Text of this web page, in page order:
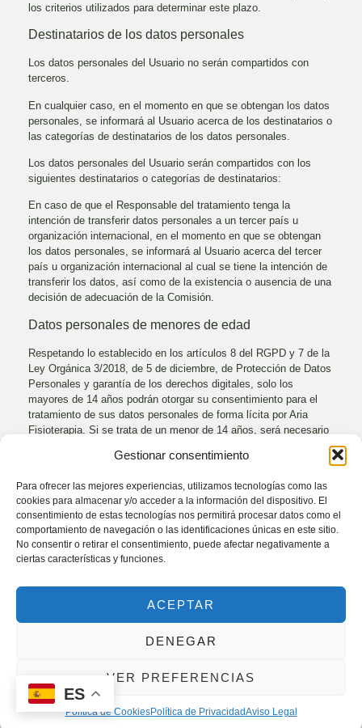
Gestionar consentimiento
Para ofrecer las mejores experiencias, utilizamos tecnologías como las
cookies para almacenar y/o acceder a la información del dispositivo. El
consentimiento de estas tecnologías nos permitirá procesar datos como el
comportamiento de navegación o las identificaciones únicas en este sitio.
No consentir o retirar el consentimiento, puede afectar negativamente a
ciertas características y funciones.
ACEPTAR
DENEGAR
VER PREFERENCIAS
Política de CookiesPolítica de PrivacidadAviso Legal
los criterios utilizados para determinar este plazo.
Destinatarios de los datos personales
Los datos personales del Usuario no serán compartidos con
terceros.
En cualquier caso, en el momento en que se obtengan los datos
personales, se informará al Usuario acerca de los destinatarios o
las categorías de destinatarios de los datos personales.
Los datos personales del Usuario serán compartidos con los
siguientes destinatarios o categorías de destinatarios:
En caso de que el Responsable del tratamiento tenga la
intención de transferir datos personales a un tercer país u
organización internacional, en el momento en que se obtengan
los datos personales, se informará al Usuario acerca del tercer
país u organización internacional al cual se tiene la intención de
transferir los datos, así como de la existencia o ausencia de una
decisión de adecuación de la Comisión.
Datos personales de menores de edad
Respetando lo establecido en los artículos 8 del RGPD y 7 de la
Ley Orgánica 3/2018, de 5 de diciembre, de Protección de Datos
Personales y garantía de los derechos digitales, solo los
mayores de 14 años podrán otorgar su consentimiento para el
tratamiento de sus datos personales de forma lícita porAria
Fisioterapia . Si se trata de un menor de 14 años, será necesario
este solo se considerará lícito en la medida en la que los
Secreto y seguridad de los datos personales
Aria Fisioterapiase compromete a adoptar las medidas técnicas
y organizativas necesarias, según el nivel de seguridad
adecuado al riesgo de los datos recogidos, de forma que se
datos personales transmitidos, conservados o tratados de otra
forma, o la comunicación o acceso no autorizados a dichos
Layer), que asegura que los datos personales se transmiten de
forma segura y confidencial, al ser la transmisión de los datos
entre el servidor y el Usuario, y en retroalimentación, totalmente
ES